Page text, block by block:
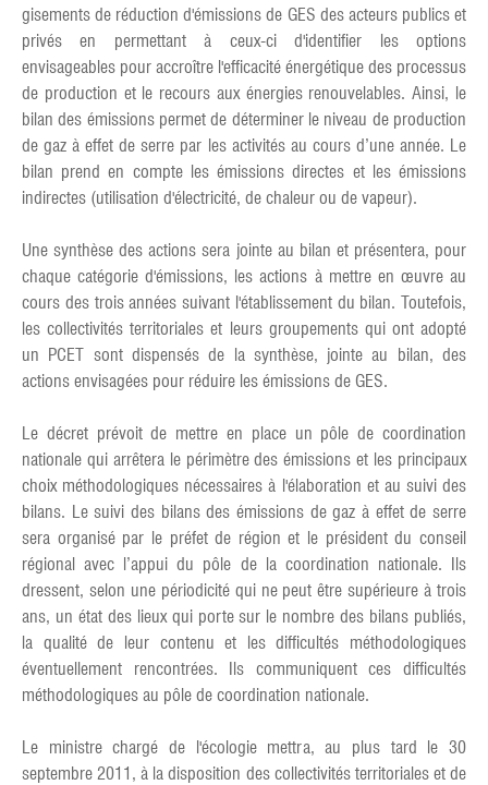
gisements de réduction d'émissions de GES des acteurs publics et
privés en permettant à ceux-ci d'identifier les options
envisageables pour accroître l'efficacité énergétique des processus
de production et le recours aux énergies renouvelables. Ainsi, le
bilan des émissions permet de déterminer le niveau de production
de gaz à effet de serre par les activités au cours d’une année. Le
bilan prend en compte les émissions directes et les émissions
indirectes (utilisation d'électricité, de chaleur ou de vapeur).
Une synthèse des actions sera jointe au bilan et présentera, pour
chaque catégorie d'émissions, les actions à mettre en œuvre au
cours des trois années suivant l'établissement du bilan. Toutefois,
les collectivités territoriales et leurs groupements qui ont adopté
un PCET sont dispensés de la synthèse, jointe au bilan, des
actions envisagées pour réduire les émissions de GES.
Le décret prévoit de mettre en place un pôle de coordination
nationale qui arrêtera le périmètre des émissions et les principaux
choix méthodologiques nécessaires à l'élaboration et au suivi des
bilans. Le suivi des bilans des émissions de gaz à effet de serre
sera organisé par le préfet de région et le président du conseil
régional avec l’appui du pôle de la coordination nationale. Ils
dressent, selon une périodicité qui ne peut être supérieure à trois
ans, un état des lieux qui porte sur le nombre des bilans publiés,
la qualité de leur contenu et les difficultés méthodologiques
éventuellement rencontrées. Ils communiquent ces difficultés
méthodologiques au pôle de coordination nationale.
Le ministre chargé de l'écologie mettra, au plus tard le 30
septembre 2011, à la disposition des collectivités territoriales et de